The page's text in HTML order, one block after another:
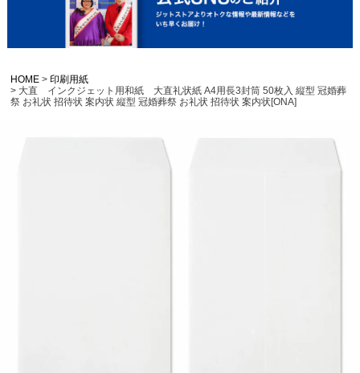
HOME
印刷用紙
大直 インクジェット用和紙 大直礼状紙 A4用長3封筒 50枚入 縦型 冠婚葬
祭 お礼状 招待状 案内状 縦型 冠婚葬祭 お礼状 招待状 案内状[ONA]